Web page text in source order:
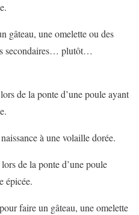
une omelette ou des
secondaires… plutôt…
de la ponte d’une poule ayant
à une volaille dorée.
de la ponte d’une poule
épicée.
faire un gâteau, une omelette